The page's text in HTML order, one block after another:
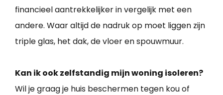
financieel aantrekkelijker in vergelijk met een
andere. Waar altijd de nadruk op moet liggen zijn
triple glas, het dak, de vloer en spouwmuur.
Kan ik ook zelfstandig mijn woning isoleren?
Wil je graag je huis beschermen tegen kou of